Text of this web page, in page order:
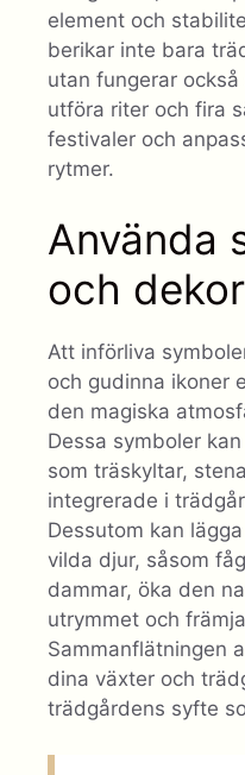
element och
berikar inte bara
utan fungerar
utföra riter och fira
festivaler och
rytmer.
Använda
och
Att införliva
och gudinna ikoner
den magiska
Dessa symboler
som träskyltar,
integrerade i
Dessutom kan
vilda djur, såsom
dammar, öka den
utrymmet och
Sammanflätningen
dina växter och
trädgårdens syfte